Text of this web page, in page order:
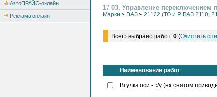
АвтоПРАЙС-онлайн
Реклама онлайн
17 03. Управление переключением
Марки > ВАЗ > 21122 (ТО и Р ВАЗ 2110,
Всего выбрано работ: 0 (Очистить
Наименование работ
Втулка оси - с/у (на снятом